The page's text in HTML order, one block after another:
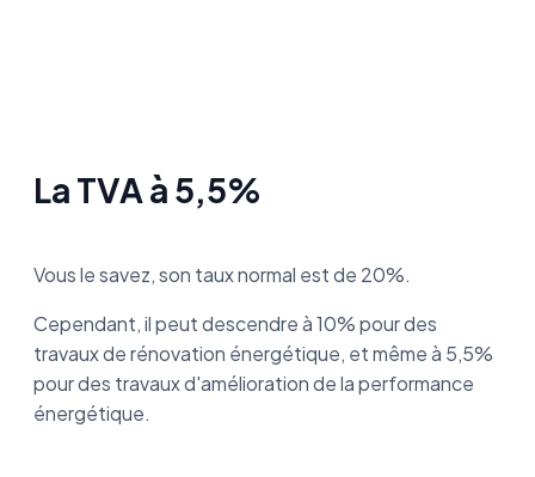
La TVA à 5,5%
Vous le savez, son taux normal est de 20%.
Cependant, il peut descendre à 10% pour des
travaux de rénovation énergétique, et même à 5,5%
pour des travaux d'amélioration de la performance
énergétique.